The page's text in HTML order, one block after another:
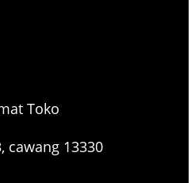
Toko
cawang 13330